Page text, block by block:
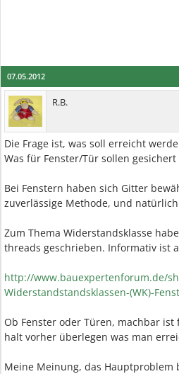
07.05.2012
R.B.
Die Frage ist, was soll erreicht
Was für Fenster/Tür sollen gesichert
Bei Fenstern haben sich Gitter
zuverlässige Methode, und
Zum Thema Widerstandsklasse
threads geschrieben. Informativ ist
http://www.bauexpertenforum.de/
Widerstandstandsklassen-(WK)-
Ob Fenster oder Türen, machbar ist
halt vorher überlegen was man
Meine Meinung, das Hauptproblem